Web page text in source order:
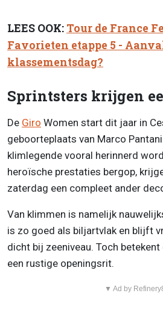
LEES OOK: Tour de France
Favorieten etappe 5 -
klassementsdag?
Sprintsters krijgen
De Giro Women start dit jaar in
geboorteplaats van Marco
klimlegende vooral herinnerd
heroïsche prestaties bergop,
zaterdag een compleet ander
Van klimmen is namelijk
is zo goed als biljartvlak en blijft
dicht bij zeeniveau. Toch
een rustige openingsrit.
▼ Ad by